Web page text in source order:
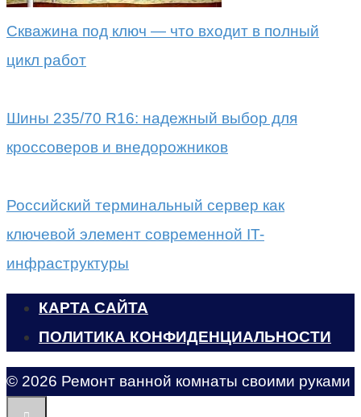
Скважина под ключ — что входит в полный
цикл работ
Шины 235/70 R16: надежный выбор для
кроссоверов и внедорожников
Российский терминальный сервер как
ключевой элемент современной IT-
инфраструктуры
КАРТА САЙТА
ПОЛИТИКА КОНФИДЕНЦИАЛЬНОСТИ
© 2026 Ремонт ванной комнаты своими руками